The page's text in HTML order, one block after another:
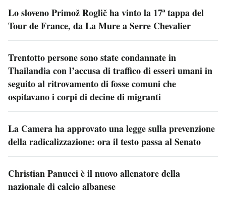
Lo sloveno Primož Roglič ha vinto la 17ª tappa del
Tour de France, da La Mure a Serre Chevalier
Trentotto persone sono state condannate in
Thailandia con l’accusa di traffico di esseri umani in
seguito al ritrovamento di fosse comuni che
ospitavano i corpi di decine di migranti
La Camera ha approvato una legge sulla prevenzione
della radicalizzazione: ora il testo passa al Senato
Christian Panucci è il nuovo allenatore della
nazionale di calcio albanese